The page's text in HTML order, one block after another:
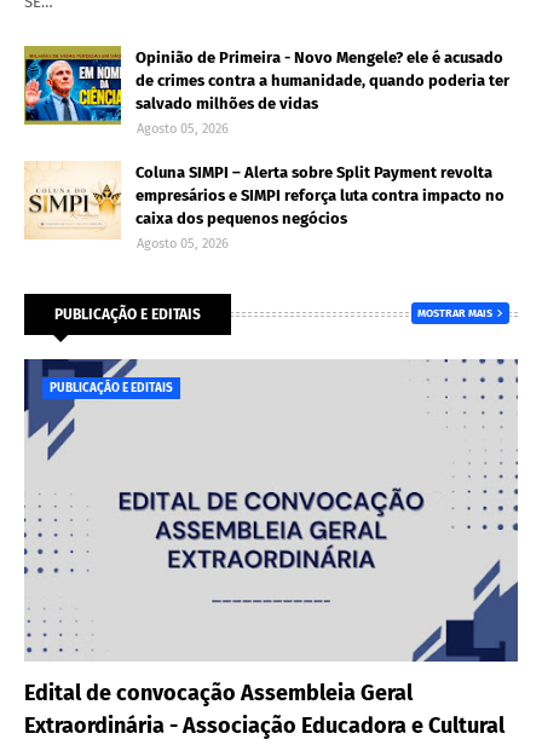
Opinião de Primeira - Novo Mengele? ele é acusado
de crimes contra a humanidade, quando poderia ter
salvado milhões de vidas
Agosto 05, 2026
Coluna SIMPI – Alerta sobre Split Payment revolta
empresários e SIMPI reforça luta contra impacto no
caixa dos pequenos negócios
Agosto 05, 2026
PUBLICAÇÃO E EDITAIS MOSTRAR MAIS
PUBLICAÇÃO E EDITAIS
Edital de convocação Assembleia Geral
Extraordinária - Associação Educadora e Cultural